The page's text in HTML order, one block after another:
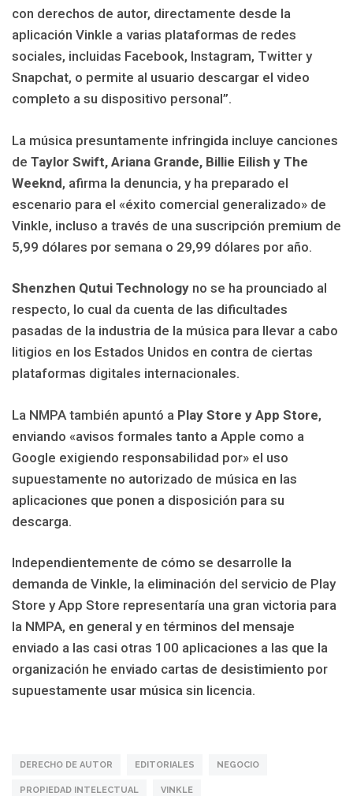
con derechos de autor, directamente desde la
aplicación Vinkle a varias plataformas de redes
sociales, incluidas Facebook, Instagram, Twitter y
Snapchat, o permite al usuario descargar el video
completo a su dispositivo personal”.
La música presuntamente infringida incluye canciones
de Taylor Swift, Ariana Grande, Billie Eilish y The
Weeknd, afirma la denuncia, y ha preparado el
escenario para el «éxito comercial generalizado» de
Vinkle, incluso a través de una suscripción premium de
5,99 dólares por semana o 29,99 dólares por año.
Shenzhen Qutui Technology no se ha prounciado al
respecto, lo cual da cuenta de las dificultades
pasadas de la industria de la música para llevar a cabo
litigios en los Estados Unidos en contra de ciertas
plataformas digitales internacionales.
La NMPA también apuntó a Play Store y App Store,
enviando «avisos formales tanto a Apple como a
Google exigiendo responsabilidad por» el uso
supuestamente no autorizado de música en las
aplicaciones que ponen a disposición para su
descarga.
Independientemente de cómo se desarrolle la
demanda de Vinkle, la eliminación del servicio de Play
Store y App Store representaría una gran victoria para
la NMPA, en general y en términos del mensaje
enviado a las casi otras 100 aplicaciones a las que la
organización he enviado cartas de desistimiento por
supuestamente usar música sin licencia.
DERECHO DE AUTOR EDITORIALES NEGOCIO
PROPIEDAD INTELECTUAL VINKLE